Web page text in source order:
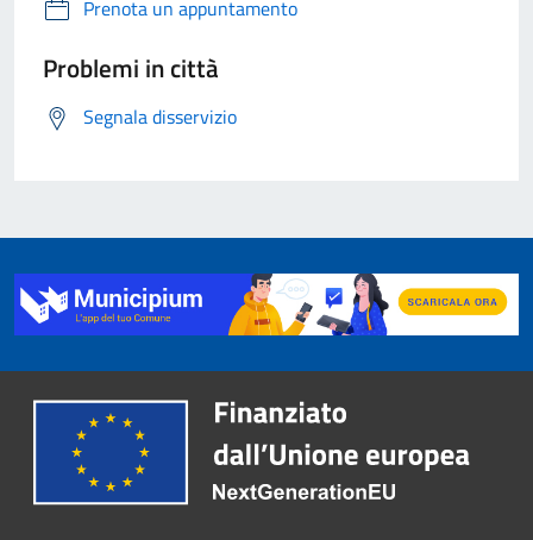
Prenota un appuntamento
Problemi in città
Segnala disservizio